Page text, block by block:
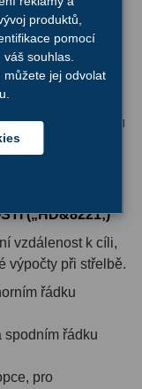
vysokou
pohybující se v
na spodním řádku
obklopenou
(„HD&8221;)
vzdálenost k cíli,
výpočty při střelbě.
řádku
řádku
pro
produktů,
pomocí
souhlas.
můžete jej odvolat